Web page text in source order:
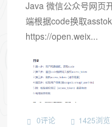
Java 微信公众号网页
端根据code换取
https://open.weix...
0评论 1425浏览